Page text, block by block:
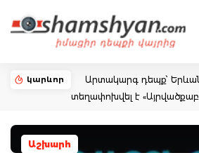
կարևոր
Արտակարգ դեպք՝
տեղափոխվել է
Աշխարհ